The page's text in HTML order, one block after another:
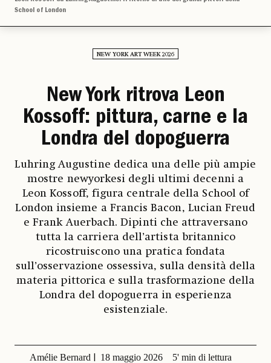
School of London
NEW YORK ART WEEK 2026
New York ritrova Leon
Kossoff: pittura, carne e la
Londra del dopoguerra
Luhring Augustine dedica una delle più ampie
mostre newyorkesi degli ultimi decenni a
Leon Kossoff, figura centrale della School of
London insieme a Francis Bacon, Lucian Freud
e Frank Auerbach. Dipinti che attraversano
tutta la carriera dell’artista britannico
ricostruiscono una pratica fondata
sull’osservazione ossessiva, sulla densità della
materia pittorica e sulla trasformazione della
Londra del dopoguerra in esperienza
esistenziale.
Amélie Bernard 18 maggio 2026 5' min di lettura